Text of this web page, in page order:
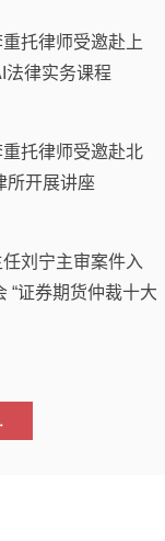
托律师受邀赴上
法律实务课程
托律师受邀赴北
所开展讲座
刘宁主审案件入
“证券期货仲裁十大